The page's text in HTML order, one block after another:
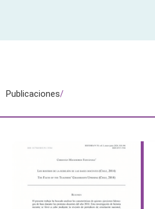
Publicaciones/